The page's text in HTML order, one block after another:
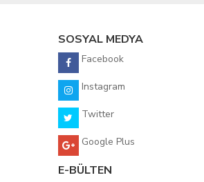
SOSYAL MEDYA
Facebook
Instagram
Twitter
Google Plus
E-BÜLTEN